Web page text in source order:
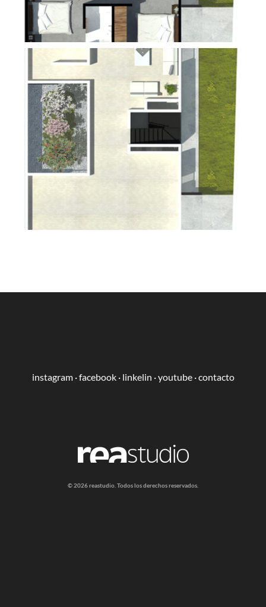
instagram·facebook· linkelin ·youtube·contacto
​​© 2026 reastudio. Todos los derechos reservados.